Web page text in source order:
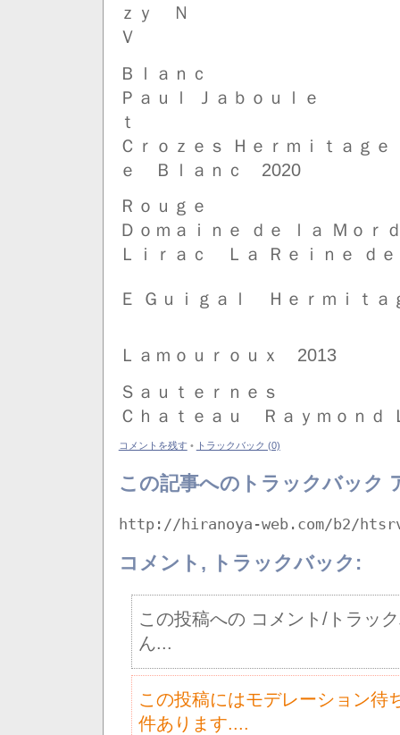
ｚｙ Ｎ
Ｂｌａｎｃ
Ｐａｕｌ Ｊａｂｏｕｌｅ
Ｃｒｏｚｅｓ Ｈｅｒｍｉｔａｇ
ｅ Ｂｌａｎｃ 2020
Ｒｏｕｇｅ
Ｄｏｍａｉｎｅ ｄｅ ｌａ Ｍｏｒ
Ｌｉｒａｃ Ｌａ Ｒｅｉｎｅ ｄ
Ｅ Ｇｕｉｇａｌ Ｈｅｒｍｉｔ
Ｌａｍｏｕｒｏｕｘ 2013
Ｓａｕｔｅｒｎｅｓ
Ｃｈａｔｅａｕ Ｒａｙｍｏｎｄ
コメントを残す• トラックバック (0)
この記事へのトラックバック
http://hiranoya-web.com/b2/
コメント, トラックバック:
この投稿への コメント/トラッ
ん...
この投稿にはモデレーション待
件あります....